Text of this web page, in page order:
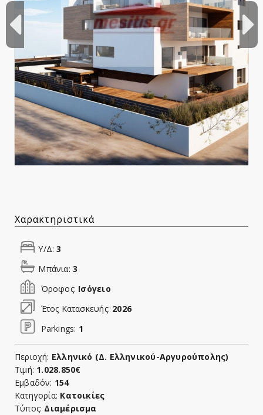
Χαρακτηριστικά
Υ/Δ: 3
Μπάνια: 3
Όροφος: Ισόγειο
Έτος Κατασκευής: 2026
Parkings: 1
Περιοχή: Ελληνικό (Δ. Ελληνικού-Αργυρούπολης)
Τιμή: 1.028.850€
Εμβαδόν: 154
Κατηγορία: Κατοικίες
Τύπος: Διαμέρισμα